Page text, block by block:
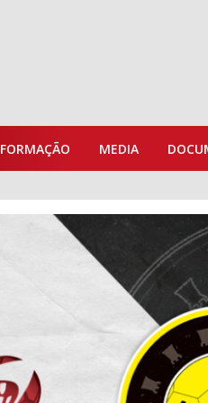
FORMAÇÃO MEDIA